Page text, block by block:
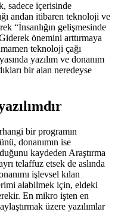
sadece içerisinde
andan itibaren teknoloji ve
“İnsanlığın gelişmesinde
önemini arttırmaya
teknoloji çağı
yazılım ve donanım
bir alan neredeyse
bir programın
donanımın ise
kaydeden Araştırma
telaffuz etsek de aslında
işlevsel kılan
alabilmek için, eldeki
En mikro işten en
üzere yazılımlar